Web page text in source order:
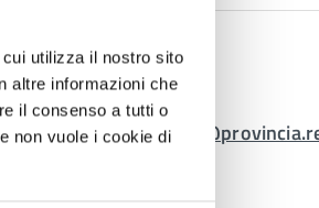
utilizza il nostro sito
altre informazioni che
il consenso a tutti o
non vuole i cookie di
TAGLIAVINI
Dirigente
0522444849
mail: